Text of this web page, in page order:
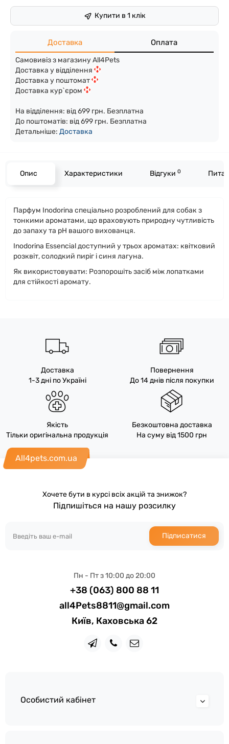
Купити в 1 клік
Доставка Оплата
Самовивіз з магазину All4Pets
Доставка у відділення
Доставка у поштомат
Доставка кур`єром
На відділення: від 699 грн. Безплатна
До поштоматів: від 699 грн. Безплатна
Детальніше: Доставка
Опис Характеристики Відгуки 0
Парфум Inodorina спеціально розроблений для собак з
тонкими ароматами, що враховують природну чутливість
до запаху та pH вашого вихованця.
Inodorina Essencial доступний у трьох ароматах: квітковий
розквіт, солодкий пиріг і синя лагуна.
Як використовувати: Розпорошіть засіб між лопатками
для стійкості аромату.
Доставка
1-3 дні по Україні
Повернення
До 14 днів після покупки
Якість
Тільки оригінальна продукція
Безкоштовна доставка
На суму від 1500 грн
All4pets.com.ua
Хочете бути в курсі всіх акцій та знижок?
Підпишіться на нашу розсилку
Підписатися
Пн - Пт з 10:00 до 20:00
+38 (063) 800 88 11
all4Pets8811@gmail.com
Київ, Каховська 62
Особистий кабінет